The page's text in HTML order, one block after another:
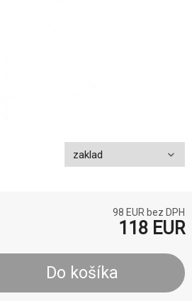
98 EUR bez DPH
118 EUR
Do košíka